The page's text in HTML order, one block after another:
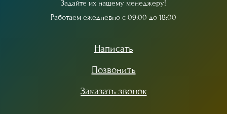
Задайте их нашему менеджеру!
Работаем ежедневно с 09:00 до 18:00
Написать
Позвонить
Заказать звонок